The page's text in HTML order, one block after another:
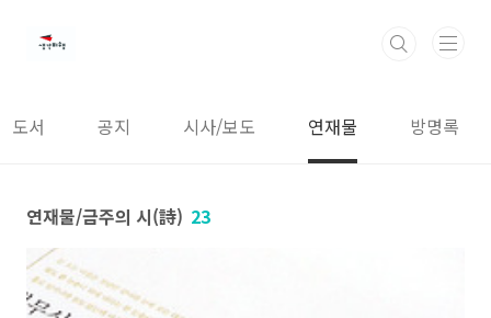
도서 공지 시사/보도 연재물 방명록
연재물/금주의 시(詩) 23